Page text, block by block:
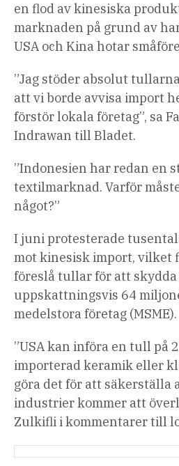
en flod av kinesiska
marknaden på grund av
USA och Kina hotar
”Jag stöder absolut
att vi borde avvisa import
förstör lokala företag”, sa
Indrawan till Bladet.
”Indonesien har redan en
textilmarknad. Varför
något?”
I juni protesterade
mot kinesisk import, vilket
föreslå tullar för att
uppskattningsvis 64
medelstora företag (MSME).
”USA kan införa en tull på
importerad keramik eller
göra det för att säkerställa
industrier kommer att
Zulkifli i kommentarer till